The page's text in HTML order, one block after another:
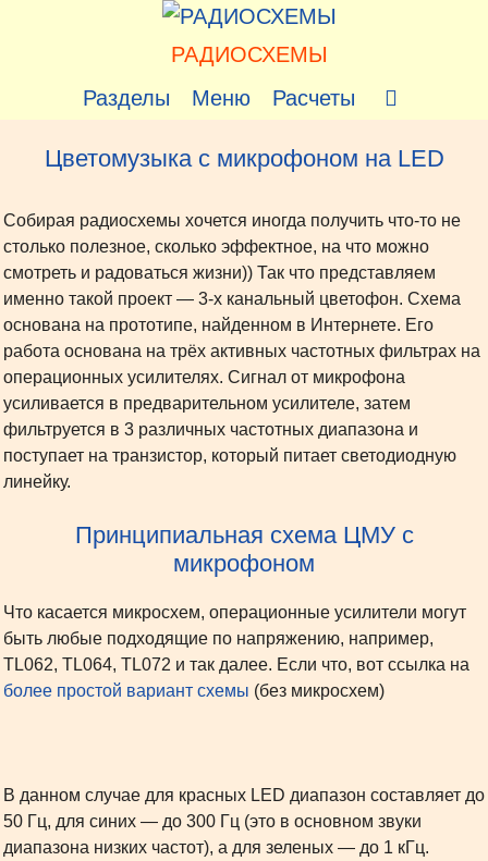
РАДИОСХЕМЫ
Разделы
Меню Расчеты
Цветомузыка с микрофоном на LED
Собирая радиосхемы хочется иногда получить что-то не
столько полезное, сколько эффектное, на что можно
смотреть и радоваться жизни)) Так что представляем
именно такой проект — 3-х канальный цветофон. Схема
основана на прототипе, найденном в Интернете. Его
работа основана на трёх активных частотных фильтрах на
операционных усилителях. Сигнал от микрофона
усиливается в предварительном усилителе, затем
фильтруется в 3 различных частотных диапазона и
поступает на транзистор, который питает светодиодную
линейку.
Принципиальная схема ЦМУ с
микрофоном
Что касается микросхем, операционные усилители могут
быть любые подходящие по напряжению, например,
TL062, TL064, TL072 и так далее. Если что, вот ссылка на
более простой вариант схемы (без микросхем)
В данном случае для красных LED диапазон составляет до
50 Гц, для синих — до 300 Гц (это в основном звуки
диапазона низких частот), а для зеленых — до 1 кГц.